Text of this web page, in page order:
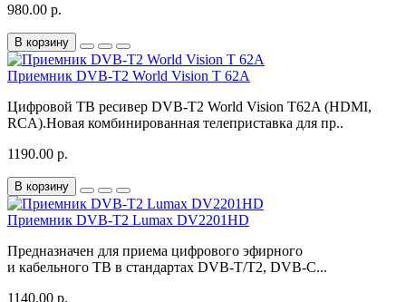
980.00 р.
В корзину
Приемник DVB-T2 World Vision T 62A
Цифровой ТВ ресивер DVB-T2 World Vision T62A (HDMI,
RCA).Новая комбинированная телеприставка для пр..
1190.00 р.
В корзину
Приемник DVB-T2 Lumax DV2201HD
Предназначен для приема цифрового эфирного
и кабельного ТВ в стандартах DVB-T/T2, DVB-С...
1140.00 р.